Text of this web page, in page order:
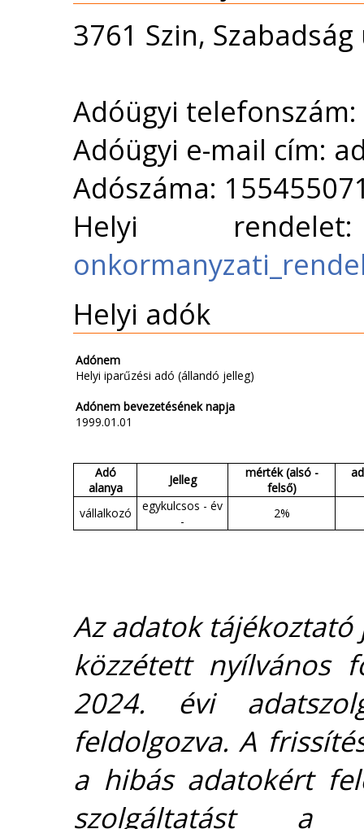
3761 Szin,
Adóügyi
Adóügyi e-mail cím:
Adószáma:
Helyi
Helyi adók
Adónem
Helyi iparűzési adó (állandó jelleg)
Adónem bevezetésének napja
1999.01.01
Adó
alanya
Jelleg
mérték (alsó -
felső)
vállalkozó
egykulcsos - év
-
2%
Az adatok
közzétett nyílvános
2024. évi
feldolgozva. A
a hibás adatokért
szolgáltatást